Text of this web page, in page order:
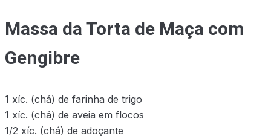
Massa da Torta de Maça com
Gengibre
1 xíc. (chá) de farinha de trigo
1 xíc. (chá) de aveia em flocos
1/2 xíc. (chá) de adoçante